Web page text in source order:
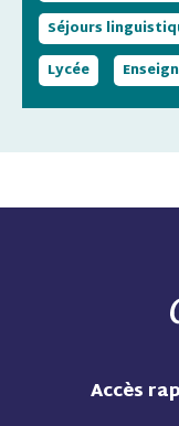
Séjours
Lycée
Accès